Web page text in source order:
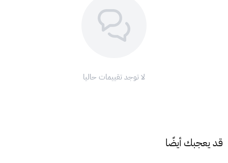
لا توجد تقييمات حاليا
قد يعجبك أيضًا